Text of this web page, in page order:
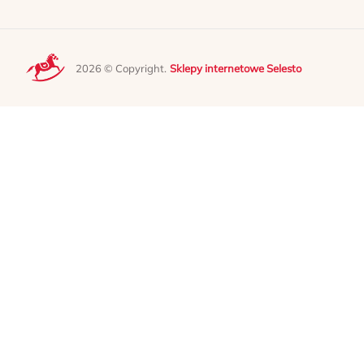
2026 © Copyright. Sklepy internetowe Selesto